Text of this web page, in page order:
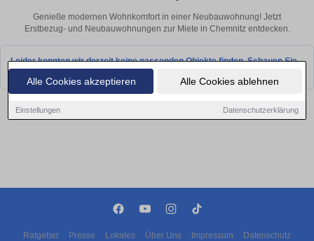
Alle Cookies akzeptieren Alle Cookies ablehnen
Einstellungen Datenschutzerklärung
Genieße modernen Wohnkomfort in einer Neubauwohnung! Jetzt
Erstbezug- und Neubauwohnungen zur Miete in Chemnitz entdecken.
Leider konnten wir derzeit keine passenden Objekte finden. Schauen Sie
Ratgeber Presse Lokales Über Uns Impressum Datenschutz